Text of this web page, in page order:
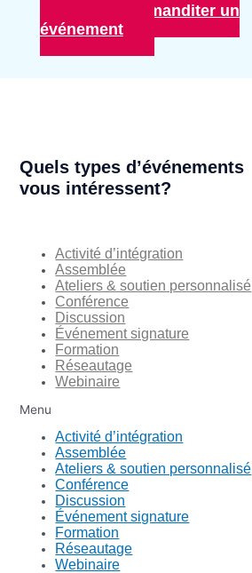
Commanditer un
événement
Quels types d’événements
vous intéressent?
Activité d’intégration
Assemblée
Ateliers & soutien personnalisé
Conférence
Discussion
Événement signature
Formation
Réseautage
Webinaire
Menu
Activité d’intégration
Assemblée
Ateliers & soutien personnalisé
Conférence
Discussion
Événement signature
Formation
Réseautage
Webinaire